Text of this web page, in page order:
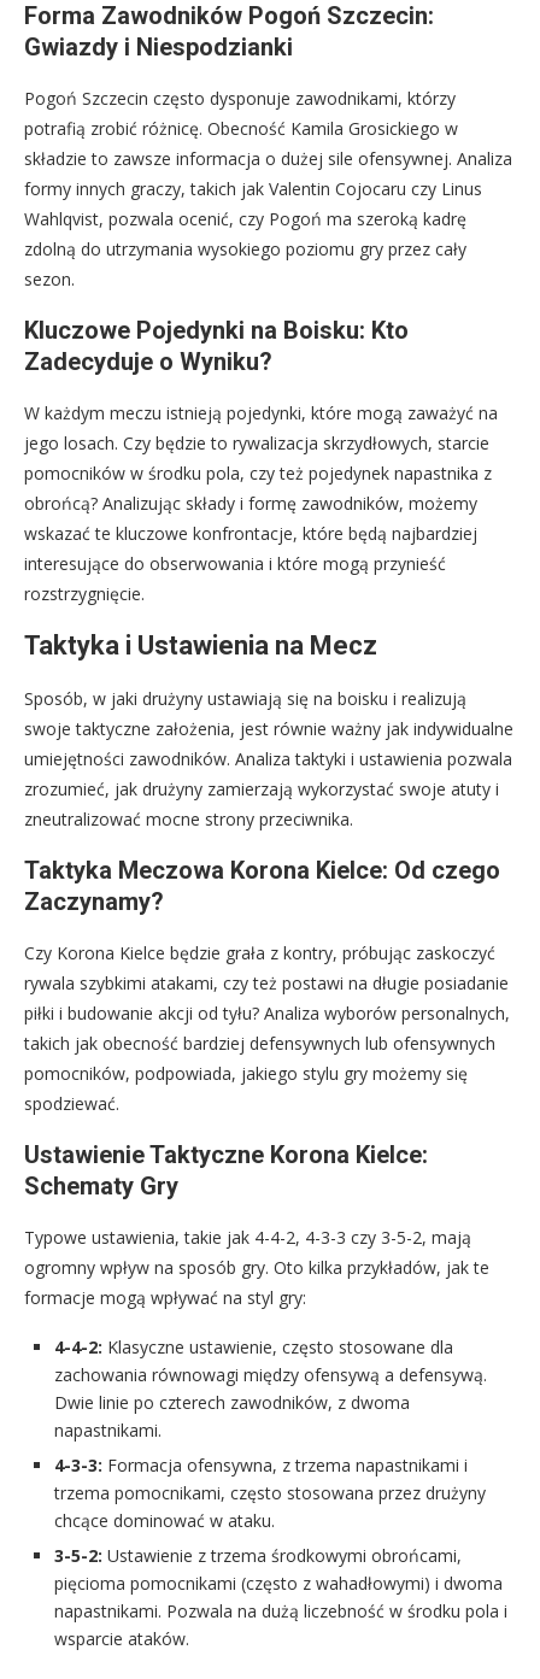
Forma Zawodników Pogoń Szczecin:
Gwiazdy i Niespodzianki
Pogoń Szczecin często dysponuje zawodnikami, którzy
potrafią zrobić różnicę. Obecność Kamila Grosickiego w
składzie to zawsze informacja o dużej sile ofensywnej. Analiza
formy innych graczy, takich jak Valentin Cojocaru czy Linus
Wahlqvist, pozwala ocenić, czy Pogoń ma szeroką kadrę
zdolną do utrzymania wysokiego poziomu gry przez cały
sezon.
Kluczowe Pojedynki na Boisku: Kto
Zadecyduje o Wyniku?
W każdym meczu istnieją pojedynki, które mogą zaważyć na
jego losach. Czy będzie to rywalizacja skrzydłowych, starcie
pomocników w środku pola, czy też pojedynek napastnika z
obrońcą? Analizując składy i formę zawodników, możemy
wskazać te kluczowe konfrontacje, które będą najbardziej
interesujące do obserwowania i które mogą przynieść
rozstrzygnięcie.
Taktyka i Ustawienia na Mecz
Sposób, w jaki drużyny ustawiają się na boisku i realizują
swoje taktyczne założenia, jest równie ważny jak indywidualne
umiejętności zawodników. Analiza taktyki i ustawienia pozwala
zrozumieć, jak drużyny zamierzają wykorzystać swoje atuty i
zneutralizować mocne strony przeciwnika.
Taktyka Meczowa Korona Kielce: Od czego
Zaczynamy?
Czy Korona Kielce będzie grała z kontry, próbując zaskoczyć
rywala szybkimi atakami, czy też postawi na długie posiadanie
piłki i budowanie akcji od tyłu? Analiza wyborów personalnych,
takich jak obecność bardziej defensywnych lub ofensywnych
pomocników, podpowiada, jakiego stylu gry możemy się
spodziewać.
Ustawienie Taktyczne Korona Kielce:
Schematy Gry
Typowe ustawienia, takie jak 4-4-2, 4-3-3 czy 3-5-2, mają
ogromny wpływ na sposób gry. Oto kilka przykładów, jak te
formacje mogą wpływać na styl gry:
4-4-2: Klasyczne ustawienie, często stosowane dla
zachowania równowagi między ofensywą a defensywą.
Dwie linie po czterech zawodników, z dwoma
napastnikami.
4-3-3: Formacja ofensywna, z trzema napastnikami i
trzema pomocnikami, często stosowana przez drużyny
chcące dominować w ataku.
3-5-2: Ustawienie z trzema środkowymi obrońcami,
pięcioma pomocnikami (często z wahadłowymi) i dwoma
napastnikami. Pozwala na dużą liczebność w środku pola i
wsparcie ataków.